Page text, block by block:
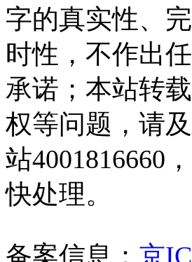
字的真实性、
时性，不作出
承诺；本站转
权等问题，请
站4001816660
快处理。
备案信息： 京